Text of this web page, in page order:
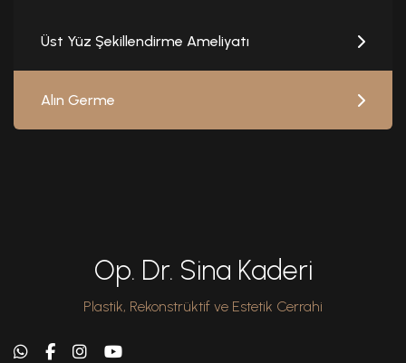
Üst Yüz Şekillendirme Ameliyatı
Alın Germe
Op. Dr. Sina Kaderi
Plastik, Rekonstrüktif ve Estetik Cerrahi